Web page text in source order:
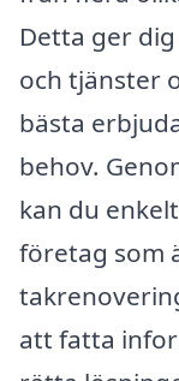
Detta ger
och tjänster
bästa
behov.
kan du
företag som
att fatta